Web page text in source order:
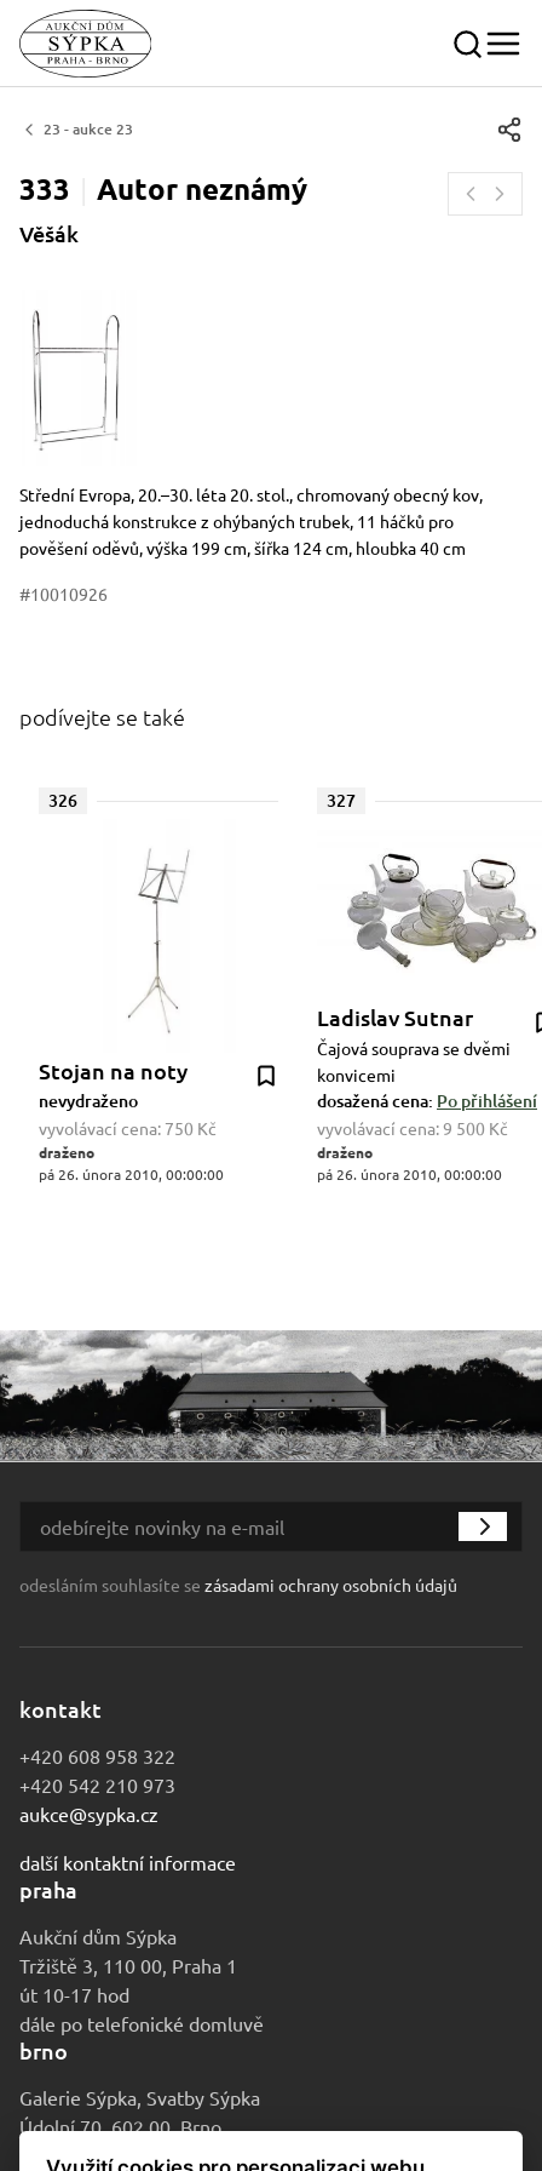
23 - aukce 23
333 Autor neznámý
Věšák
Rozměry
Stručný popis předmětu
Střední Evropa, 20.–30. léta 20. stol., chromovaný obecný kov,
jednoduchá konstrukce z ohýbaných trubek, 11 háčků pro
pověšení oděvů, výška 199 cm, šířka 124 cm, hloubka 40 cm
#10010926
podívejte se také
326
Stojan na noty
nevydraženo
vyvolávací cena: 750 Kč
draženo
pá 26. února 2010, 00:00:00
327
Ladislav Sutnar
Čajová souprava se dvěmi
konvicemi
dosažená cena: Po přihlášení
vyvolávací cena:9 500 Kč
draženo
pá 26. února 2010, 00:00:00
odesláním souhlasíte se zásadami ochrany osobních údajů
kontakt
+420 608 958 322
+420 542 210 973
aukce@sypka.cz
další kontaktní informace
praha
Aukční dům Sýpka
Tržiště 3, 110 00, Praha 1
út 10-17 hod
dále po telefonické domluvě
brno
Galerie Sýpka, Svatby Sýpka
Údolní 70, 602 00, Brno
po-pá 9-16 hod